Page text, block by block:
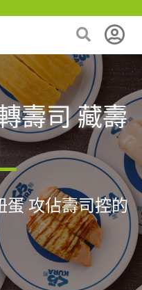
壽司 藏壽
攻佔壽司控的